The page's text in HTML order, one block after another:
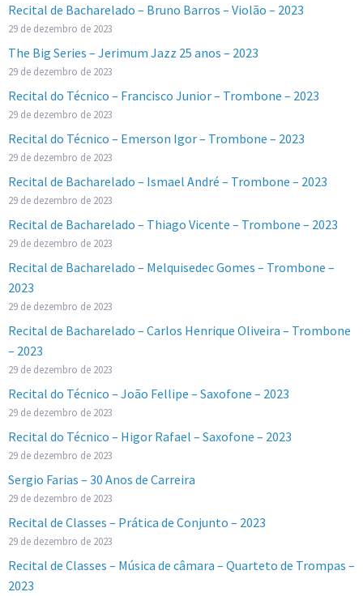
Recital de Bacharelado – Bruno Barros – Violão – 2023
29 de dezembro de 2023
The Big Series – Jerimum Jazz 25 anos – 2023
29 de dezembro de 2023
Recital do Técnico – Francisco Junior – Trombone – 2023
29 de dezembro de 2023
Recital do Técnico – Emerson Igor – Trombone – 2023
29 de dezembro de 2023
Recital de Bacharelado – Ismael André – Trombone – 2023
29 de dezembro de 2023
Recital de Bacharelado – Thiago Vicente – Trombone – 2023
29 de dezembro de 2023
Recital de Bacharelado – Melquisedec Gomes – Trombone –
2023
29 de dezembro de 2023
Recital de Bacharelado – Carlos Henrique Oliveira – Trombone
– 2023
29 de dezembro de 2023
Recital do Técnico – João Fellipe – Saxofone – 2023
29 de dezembro de 2023
Recital do Técnico – Higor Rafael – Saxofone – 2023
29 de dezembro de 2023
Sergio Farias – 30 Anos de Carreira
29 de dezembro de 2023
Recital de Classes – Prática de Conjunto – 2023
29 de dezembro de 2023
Recital de Classes – Música de câmara – Quarteto de Trompas –
2023